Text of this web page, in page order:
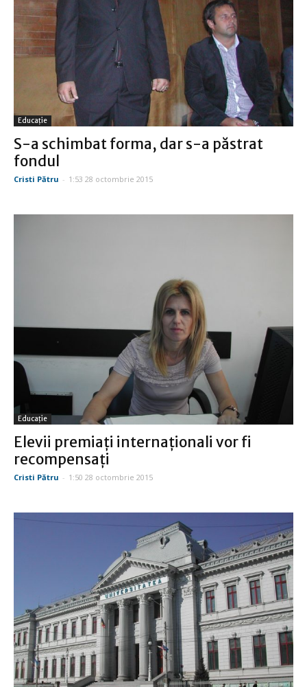
Educație
S-a schimbat forma, dar s-a păstrat
fondul
Cristi Pătru - 1:53 28 octombrie 2015
Educație
Elevii premiaţi internaţionali vor fi
recompensaţi
Cristi Pătru - 1:50 28 octombrie 2015